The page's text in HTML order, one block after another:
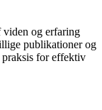
viden og erfaring
publikationer og
praksis for effektiv